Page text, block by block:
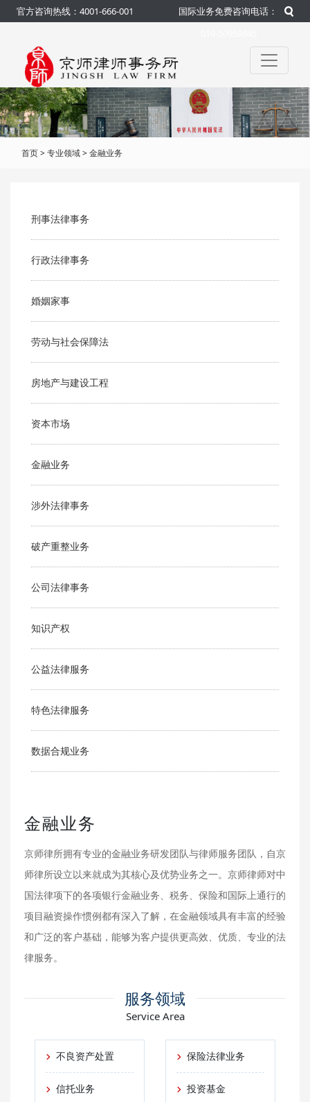
官方咨询热线：4001-666-001
国际业务免费咨询电话：
首页>专业领域>金融业务
刑事法律事务
行政法律事务
婚姻家事
劳动与社会保障法
房地产与建设工程
资本市场
金融业务
涉外法律事务
破产重整业务
公司法律事务
知识产权
公益法律服务
特色法律服务
数据合规业务
金融业务
京师律所拥有专业的金融业务研发团队与律师服务团队，自京
师律所设立以来就成为其核心及优势业务之一。京师律师对中
国法律项下的各项银行金融业务、税务、保险和国际上通行的
项目融资操作惯例都有深入了解，在金融领域具有丰富的经验
和广泛的客户基础，能够为客户提供更高效、优质、专业的法
律服务。
服务领域
Service Area
不良资产处置
信托业务
保险法律业务
投资基金